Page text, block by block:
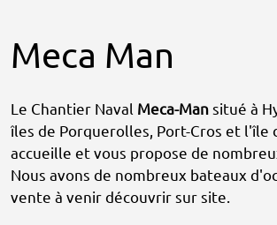
Meca Man
Le Chantier Naval Meca-Mansitué à
îles de Porquerolles, Port-Cros et l'île
accueille et vous propose de
Nous avons de nombreux bateaux
vente à venir découvrir sur site.